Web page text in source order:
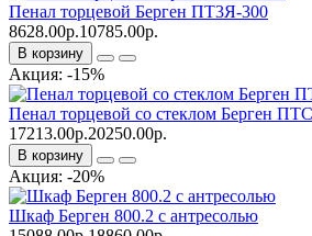
Пенал торцевой Берген ПТ3Я-300
8628.00р.10785.00р.
В корзину
Акция: -15%
Пенал торцевой со стеклом Берген
17213.00р.20250.00р.
В корзину
Акция: -20%
Шкаф Берген 800.2 с антресолью